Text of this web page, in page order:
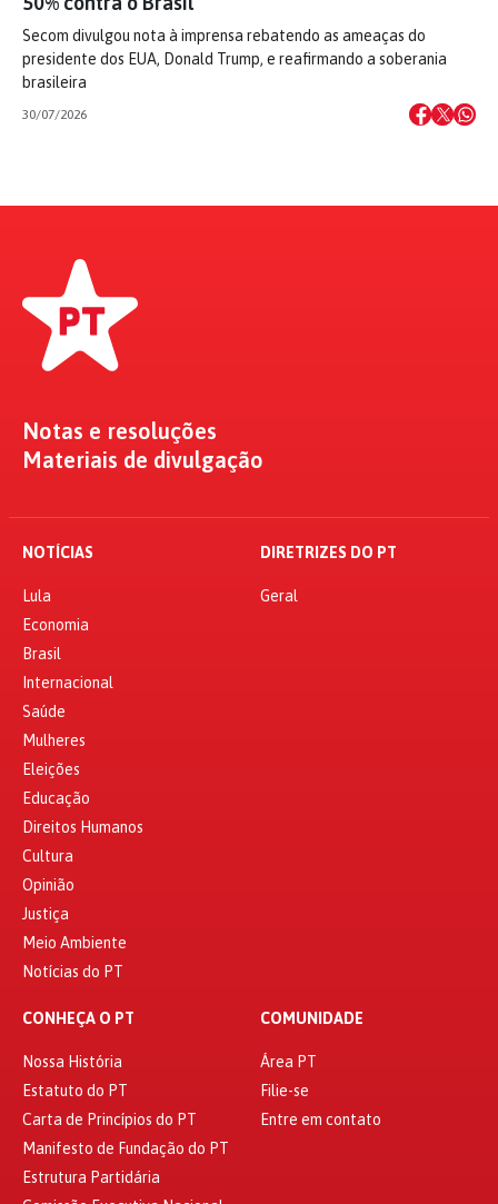
Secom divulgou nota à imprensa rebatendo as ameaças do
presidente dos EUA, Donald Trump, e reafirmando a soberania
brasileira
30/07/2026
Notas e resoluções
Materiais de divulgação
NOTÍCIAS
Lula
Economia
Brasil
Internacional
Saúde
Mulheres
Eleições
Educação
Direitos Humanos
Cultura
Opinião
Justiça
Meio Ambiente
Notícias do PT
DIRETRIZES DO PT
Geral
CONHEÇA O PT
Nossa História
Estatuto do PT
Carta de Princípios do PT
Manifesto de Fundação do PT
Estrutura Partidária
COMUNIDADE
Área PT
Filie-se
Entre em contato